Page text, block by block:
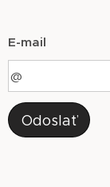
E-mail
Odoslať